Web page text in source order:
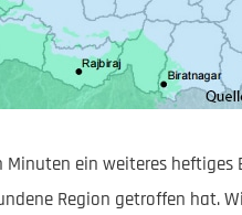
Minuten ein weiteres
Region getroffen hat.